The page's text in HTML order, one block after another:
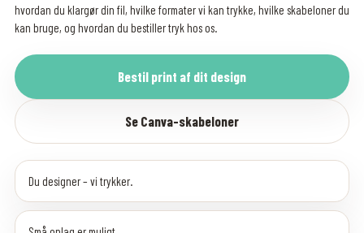
hvordan du klargør din fil, hvilke formater vi kan trykke, hvilke skabeloner du
kan bruge, og hvordan du bestiller tryk hos os.
Bestil print af dit design
Se Canva-skabeloner
Du designer – vi trykker.